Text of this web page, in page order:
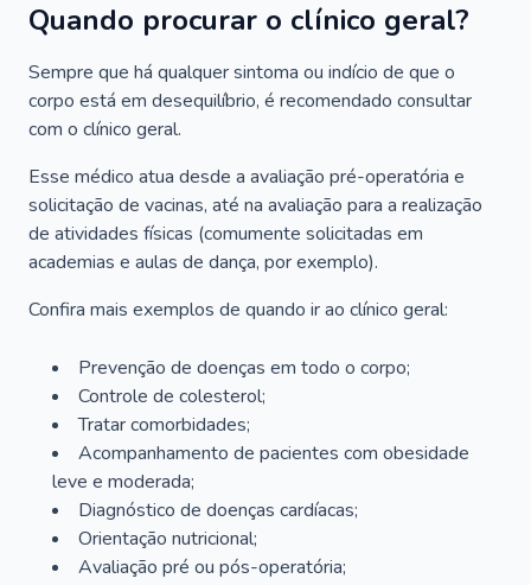
Quando procurar o clínico geral?
Sempre que há qualquer sintoma ou indício de que o
corpo está em desequilíbrio, é recomendado consultar
com o clínico geral.
Esse médico atua desde a avaliação pré-operatória e
solicitação de vacinas, até na avaliação para a realização
de atividades físicas (comumente solicitadas em
academias e aulas de dança, por exemplo).
Confira mais exemplos de quando ir ao clínico geral:
Prevenção de doenças em todo o corpo;
Controle de colesterol;
Tratar comorbidades;
Acompanhamento de pacientes com obesidade
leve e moderada;
Diagnóstico de doenças cardíacas;
Orientação nutricional;
Avaliação pré ou pós-operatória;